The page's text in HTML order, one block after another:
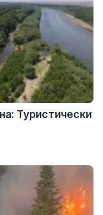
Туристически